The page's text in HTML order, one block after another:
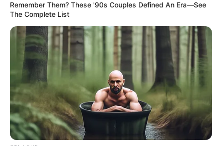
ACTIVAR AHORA
TEMAS DESTACADOS
EMERGENCIAS POR LLUVIAS
METRO DE MEDELLÍN
ELECCIONES PRESIDENCIALES
MARINILLA - ANTIOQUIA
EPM
YONDÓ - ANTIOQUIA
RIONEGRO
Remember Them? These '90s Couples Defined An Era—See
The Complete List